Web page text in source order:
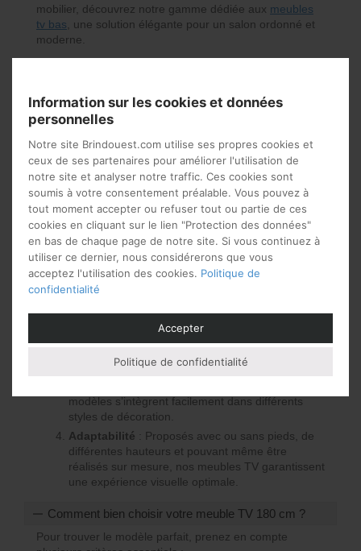
mobilier, découvrez notre gamme dédiée aux meubles
tv bas , une solution élégante pour un salon ordonné et
moderne.
Le meuble TV largeur 180
est idéal pour accueillir de
grands écrans tout en conservant un équilibre
esthétique. Voici pourquoi il choisir ce meuble télé pour
votre salon :
Optimisation de l’espace: Avec sa longueur
généreuse, il structure harmonieusement le salon
et libère de l’espace mural. Si vous recherchez un
modèle encore plus spacieux, découvrez
également notre collection demeubles tv 240 cm
parfaite pour les très grands salons. Pour les plus
petits espaces vous opterez plutôt pour un
meuble télé largeur 120 cmou un meuble de
télévision 150 cm
portes pratiques
, il permet de ranger box, consoles,
Polyvalence esthétique
modèles s’intègrent facilement dans différents
styles de décoration.
Adaptabilité : Proposés avec ou sans pieds, de
différentes hauteurs et pouvant même être
réalisés sur mesure, nos meubles TV garantissent
une expérience visuelle optimale.
Comment bien choisir votre meuble TV 180 cm ?
Pour trouver le modèle parfait, prenez en compte
Information sur les cookies et données
personnelles
Notre site Brindouest.com utilise ses propres cookies et
ceux de ses partenaires pour améliorer l'utilisation de
notre site et analyser notre traffic. Ces cookies sont
soumis à votre consentement préalable. Vous pouvez à
tout moment accepter ou refuser tout ou partie de ces
cookies en cliquant sur le lien "Protection des données"
en bas de chaque page de notre site. Si vous continuez à
utiliser ce dernier, nous considérerons que vous
acceptez l'utilisation des cookies. Politique de
confidentialité
Accepter
Politique de confidentialité